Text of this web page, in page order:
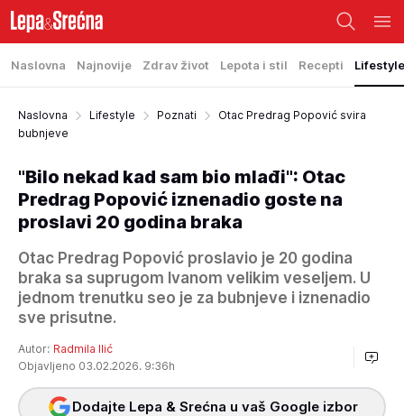
Naslovna Najnovije Zdrav život Lepota i stil Recepti Lifestyle
Naslovna Lifestyle Poznati
Otac Predrag Popović svira
bubnjeve
"Bilo nekad kad sam bio mlađi": Otac
Predrag Popović iznenadio goste na
proslavi 20 godina braka
Otac Predrag Popović proslavio je 20 godina
braka sa suprugom Ivanom velikim veseljem. U
jednom trenutku seo je za bubnjeve i iznenadio
sve prisutne.
Autor: Radmila Ilić
Objavljeno 03.02.2026. 9:36h
Dodajte Lepa & Srećna u vaš Google izbor